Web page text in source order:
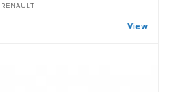
RENAULT
View